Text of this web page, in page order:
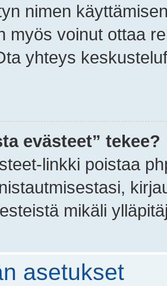
nimen
myös voinut ottaa
yhteys
evästeet” tekee?
linkki poistaa
mikäli
asetukset